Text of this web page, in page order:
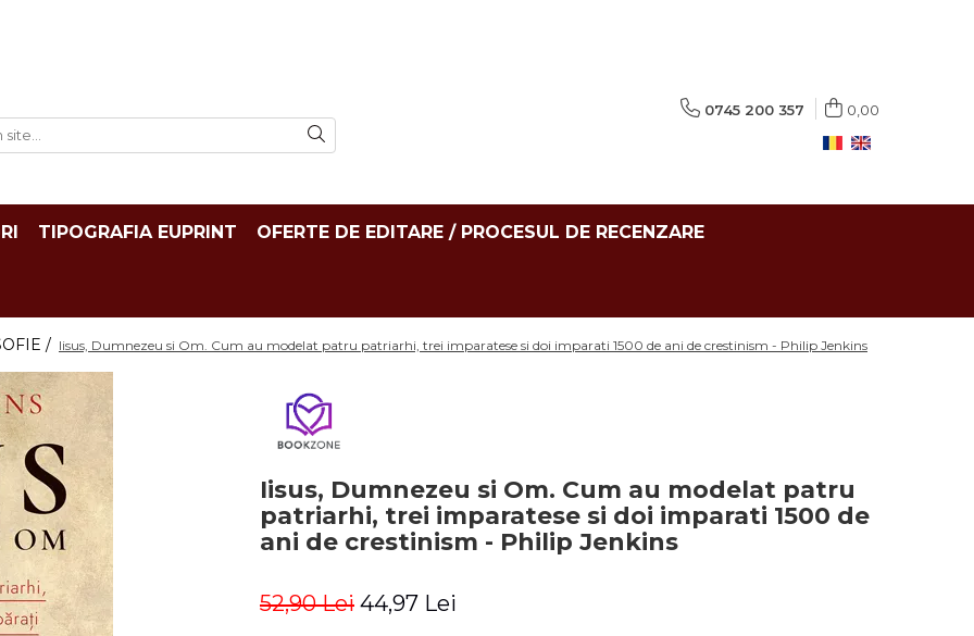
0745 200 357 0,00
TIPOGRAFIA EUPRINT OFERTE DE EDITARE / PROCESUL DE RECENZARE
/ Iisus, Dumnezeu si Om. Cum au modelat patru patriarhi, trei imparatese si doi imparati 1500 de ani de crestinism - Philip Jenkins
Iisus, Dumnezeu si Om. Cum au modelat patru
patriarhi, trei imparatese si doi imparati 1500 de
ani de crestinism - Philip Jenkins
52,90 Lei 44,97 Lei